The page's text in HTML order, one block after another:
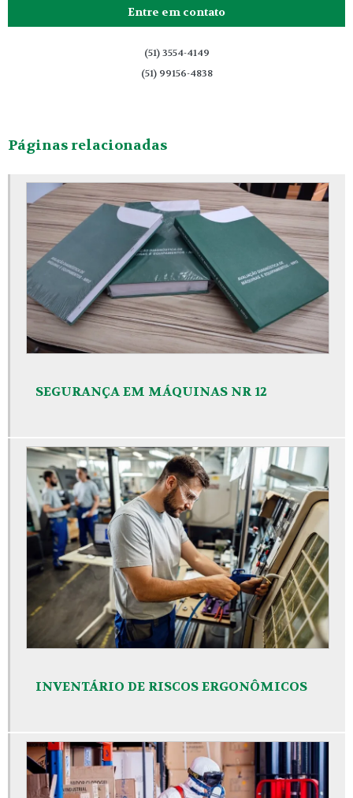
Entre em contato
(51) 3554-4149
(51) 99156-4838
Páginas relacionadas
SEGURANÇA EM MÁQUINAS NR 12
INVENTÁRIO DE RISCOS ERGONÔMICOS